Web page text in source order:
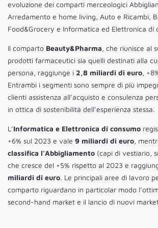
evoluzione dei comparti merceologici
Arredamento e home living, Auto e Ricambi,
Food&Grocery e Informatica ed Elettronica di
Il comparto Beauty&Pharma, che riunisce al
prodotti farmaceutici sia quelli destinati alla
persona, raggiunge i 2,8 miliardi di euro,
Entrambi i segmenti sono sempre di più
clienti assistenza all’acquisto e consulenza
in ottica di sostenibilità dell’esperienza stessa.
L’Informatica e Elettronica di consumo
+6% sul 2023 e vale 9 miliardi di euro,
classifica l’Abbigliamento (capi di vestiario,
che cresce del +5% rispetto al 2023 e
miliardi di euro. Le principali aree di lavoro
comparto riguardano in particolar modo
second-hand market e il lancio di nuovi